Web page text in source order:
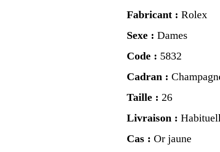
Fabricant : Rolex
Sexe : Dames
Code : 5832
Cadran :
Taille : 26
Livraison :
Cas : Or jaune